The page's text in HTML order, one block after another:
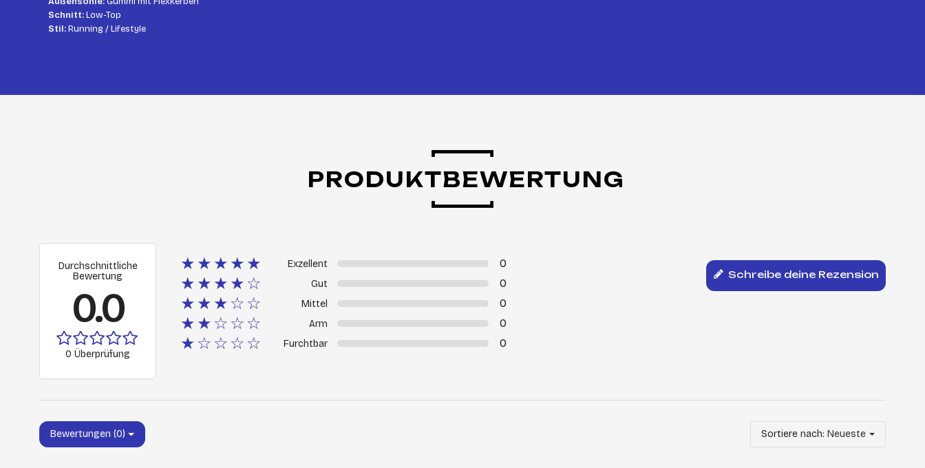
Schnitt:Low-Top
Stil:Running / Lifestyle
PRODUKTBEWERTUNG
Durchschnittliche
Bewertung
0.0
0 Überprüfung
★★★★★ Exzellent 0
★★★★☆ Gut 0
★★★☆☆ Mittel 0
★★☆☆☆ Arm 0
★☆☆☆☆ Furchtbar 0
Schreibe deine Rezension
Bewertungen (0) Sortiere nach: Neueste